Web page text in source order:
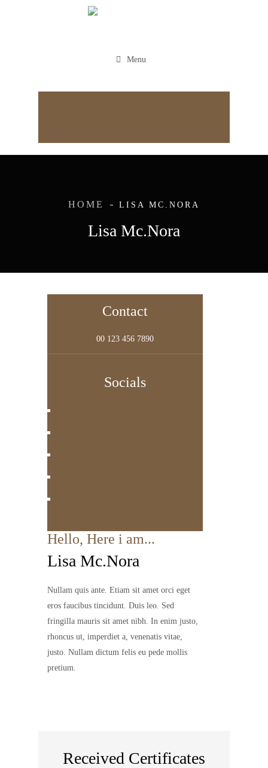
Menu
Lisa Mc.Nora
HOME LISA MC.NORA
Contact
00 123 456 7890
Socials
Hello, Here i am...
Lisa Mc.Nora
Nullam quis ante. Etiam sit amet orci eget
eros faucibus tincidunt. Duis leo. Sed
fringilla mauris sit amet nibh. In enim justo,
rhoncus ut, imperdiet a, venenatis vitae,
justo. Nullam dictum felis eu pede mollis
pretium.
Received Certificates